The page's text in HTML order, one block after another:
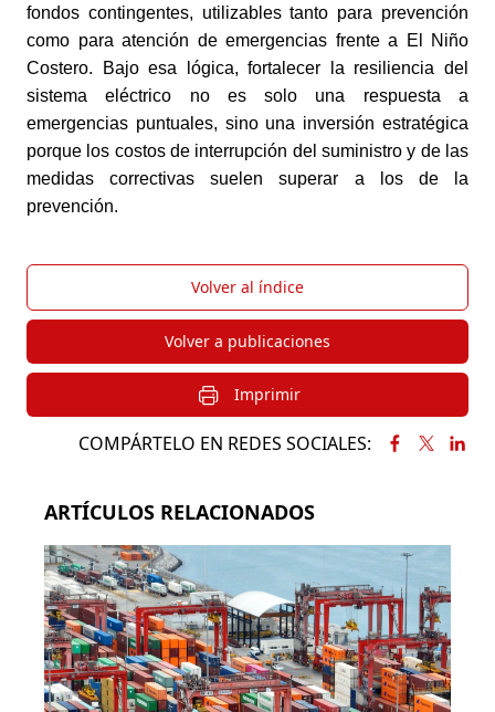
fondos contingentes, utilizables tanto para prevención
como para atención de emergencias frente a El Niño
Costero. Bajo esa lógica, fortalecer la resiliencia del
sistema eléctrico no es solo una respuesta a
emergencias puntuales, sino una inversión estratégica
porque los costos de interrupción del suministro y de las
medidas correctivas suelen superar a los de la
prevención.
Volver al índice
Volver a publicaciones
Imprimir
COMPÁRTELO EN REDES SOCIALES:
ARTÍCULOS RELACIONADOS